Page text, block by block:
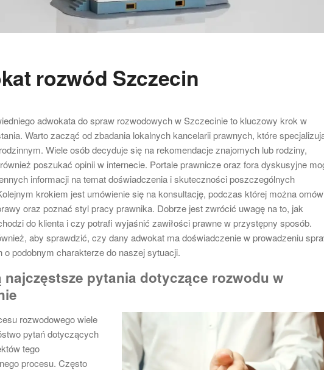
rozwód Szczecin
adwokata do spraw rozwodowych w Szczecinie to kluczowy krok w
Warto zacząć od zbadania lokalnych kancelarii prawnych, które
Wiele osób decyduje się na rekomendacje znajomych lub rodziny,
poszukać opinii w internecie. Portale prawnicze oraz fora dyskusyjne
informacji na temat doświadczenia i skuteczności poszczególnych
krokiem jest umówienie się na konsultację, podczas której można
oraz poznać styl pracy prawnika. Dobrze jest zwrócić uwagę na to, jak
do klienta i czy potrafi wyjaśnić zawiłości prawne w przystępny sposób.
aby sprawdzić, czy dany adwokat ma doświadczenie w prowadzeniu
o podobnym charakterze do naszej sytuacji.
najczęstsze pytania dotyczące rozwodu w
rozwodowego wiele
pytań dotyczących
tego
procesu. Często